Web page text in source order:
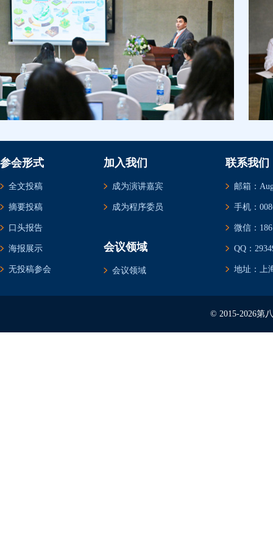
参会形式
全文投稿
摘要投稿
口头报告
海报展示
无投稿参会
加入我们
成为演讲嘉宾
成为程序委员
会议领域
会议领域
联系我们
邮箱：
手机：
微信：
QQ：
地址：上
© 2015-2026第